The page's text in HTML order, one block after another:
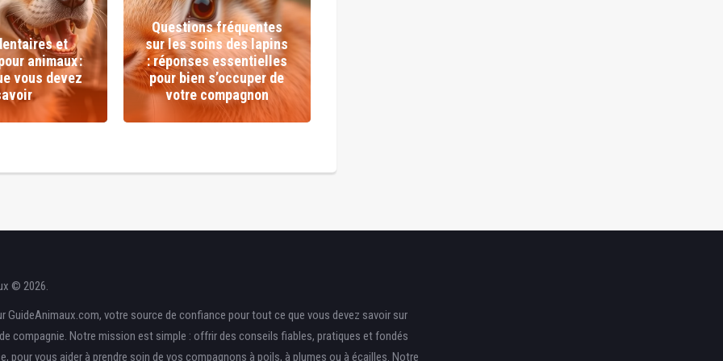
et
animaux :
vous devez
Questions fréquentes
sur les soins des lapins
: réponses essentielles
pour bien s’occuper de
votre compagnon
© 2026.
GuideAnimaux.com, votre source de confiance pour tout ce que vous devez savoir sur
compagnie. Notre mission est simple : offrir des conseils fiables, pratiques et fondés
pour vous aider à prendre soin de vos compagnons à poils, à plumes ou à écailles. Notre